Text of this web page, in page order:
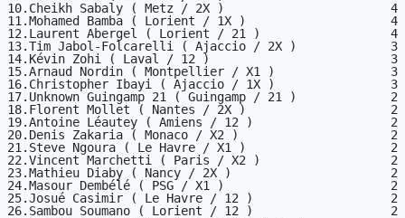
10.Cheikh Sabaly ( Metz / 2X )                       4
11.Mohamed Bamba ( Lorient / 1X )                    4
12.Laurent Abergel ( Lorient / 21 )                  4
13.Tim Jabol-Folcarelli ( Ajaccio / 2X )             3
14.Kévin Zohi ( Laval / 12 )                         3
15.Arnaud Nordin ( Montpellier / X1 )                3
16.Christopher Ibayi ( Ajaccio / 1X )                3
17.Unknown Guingamp 21 ( Guingamp / 21 )             2
18.Florent Mollet ( Nantes / 2X )                    2
19.Antoine Léautey ( Amiens / 12 )                   2
20.Denis Zakaria ( Monaco / X2 )                     2
21.Steve Ngoura ( Le Havre / X1 )                    2
22.Vincent Marchetti ( Paris / X2 )                  2
23.Mathieu Diaby ( Nancy / 2X )                      2
24.Masour Dembélé ( PSG / X1 )                       2
25.Josué Casimir ( Le Havre / 12 )                   2
26.Sambou Soumano ( Lorient / 12 )                   2